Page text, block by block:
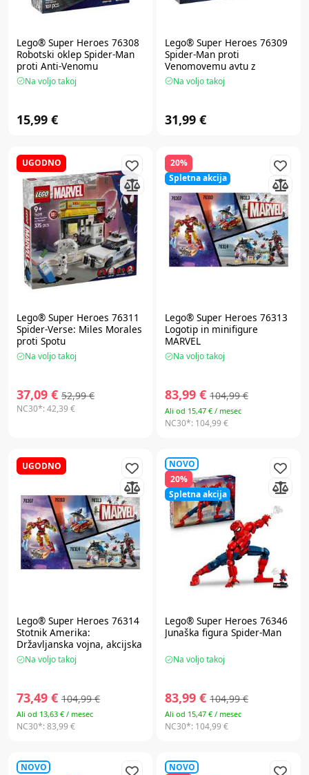
Lego® Super Heroes 76308
Robotski oklep Spider-Man
proti Anti-Venomu
Na voljo takoj
15,99 €
Lego® Super Heroes 76309
Spider-Man proti
Venomovemu avtu z
močnim motorjem
Na voljo takoj
31,99 €
UGODNO
Lego® Super Heroes 76311
Spider-Verse: Miles Morales
proti Spotu
Na voljo takoj
37,09 € 52,99 €
NC30*:42,39 €
20%
Spletna akcija
Lego® Super Heroes 76313
Logotip in minifigure
MARVEL
Na voljo takoj
83,99 € 104,99 €
Ali od 15,47 € / mesec
NC30*: 104,99 €
UGODNO
Lego® Super Heroes 76314
Stotnik Amerika:
Državljanska vojna, akcijska
bitka
Na voljo takoj
73,49 € 104,99 €
Ali od 13,63 € / mesec
NC30*:83,99 €
20%
Spletna akcija
NOVO
Lego® Super Heroes 76346
Junaška figura Spider-Man
Na voljo takoj
83,99 € 104,99 €
Ali od 15,47 € / mesec
NC30*: 104,99 €
NOVO NOVO